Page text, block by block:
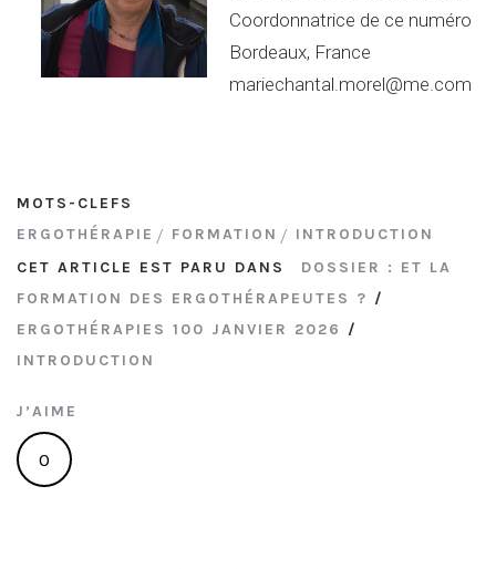
Coordonnatrice de ce numéro
Bordeaux, France
mariechantal.morel@me.com
MOTS-CLEFS
ERGOTHÉRAPIE
FORMATION
INTRODUCTION
CET ARTICLE EST PARU DANS
DOSSIER : ET LA
FORMATION DES ERGOTHÉRAPEUTES ? /
ERGOTHÉRAPIES 100 JANVIER 2026 /
INTRODUCTION
J’AIME
0